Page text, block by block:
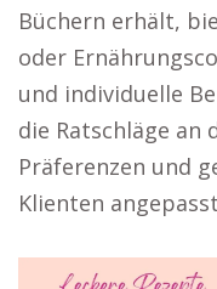
Büchern erhält,
oder
und individuelle
die Ratschläge an
Präferenzen und
Klienten